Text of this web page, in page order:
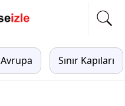
Avrupa Sınır Kapıları